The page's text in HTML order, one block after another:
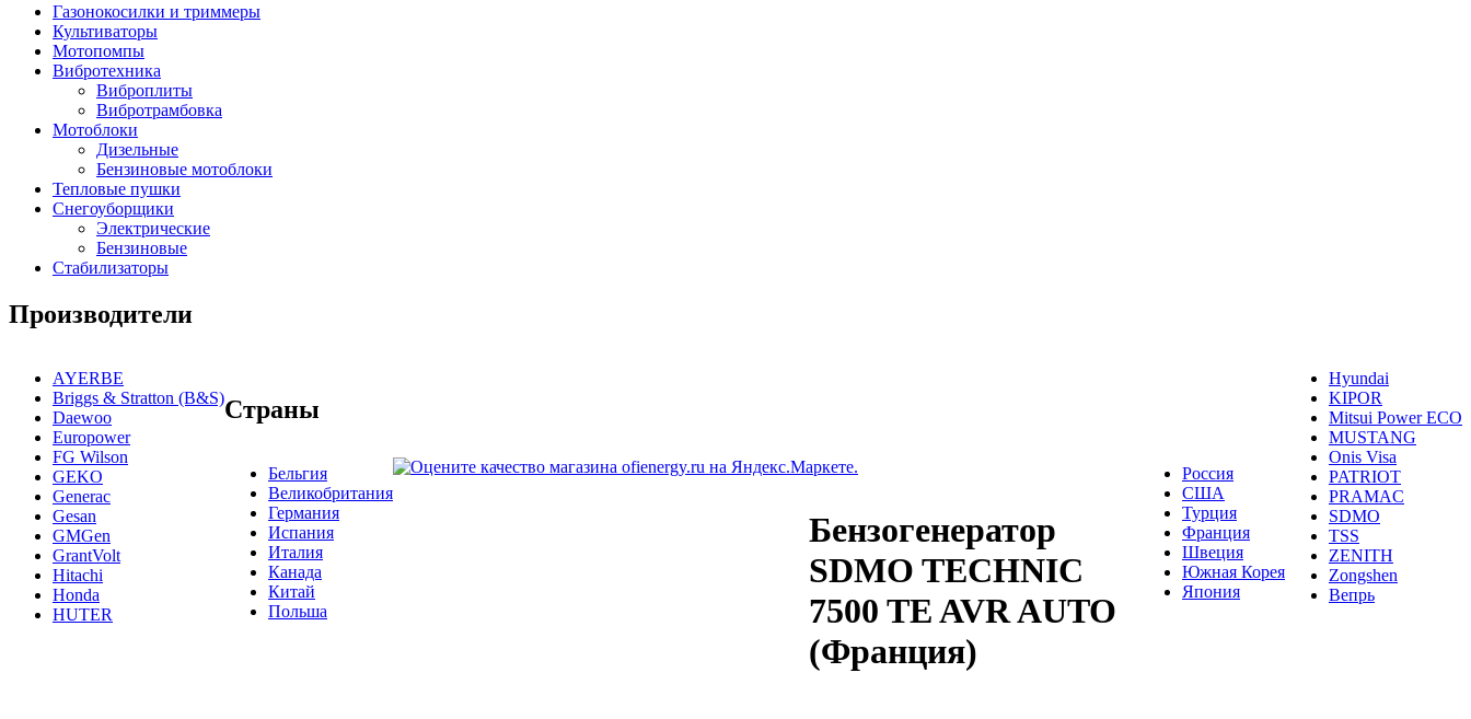
Газонокосилки и триммеры
Культиваторы
Мотопомпы
Вибротехника
Виброплиты
Вибротрамбовка
Мотоблоки
Дизельные
Бензиновые мотоблоки
Тепловые пушки
Снегоуборщики
Электрические
Бензиновые
Стабилизаторы
Производители
AYERBE
Briggs & Stratton (B&S)
Daewoo
Europower
FG Wilson
GEKO
Generac
Gesan
GMGen
GrantVolt
Hitachi
Honda
HUTER
Hyundai
KIPOR
Mitsui Power ECO
MUSTANG
Onis Visa
PATRIOT
PRAMAC
SDMO
TSS
ZENITH
Zongshen
Вепрь
Страны
Бельгия
Великобритания
Германия
Испания
Италия
Канада
Китай
Польша
Россия
США
Турция
Франция
Швеция
Южная Корея
Япония
Бензогенератор
SDMO TECHNIC
7500 TE AVR AUTO
(Франция)